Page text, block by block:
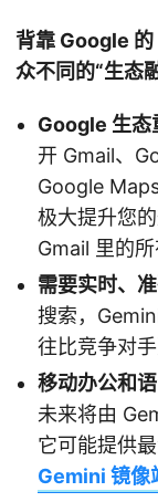
背靠 Google
众不同的“生态
Google 生态
开 Gmail、
Google
极大提升您
Gmail 里的所
需要实时、
搜索，
往比竞争对
移动办公和
未来将由
它可能提供
Gemini 镜像